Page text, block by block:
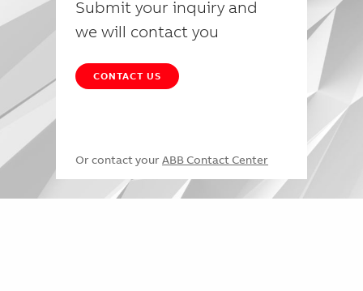
Submit your inquiry and
we will contact you
CONTACT US
Or contact your ABB Contact Center